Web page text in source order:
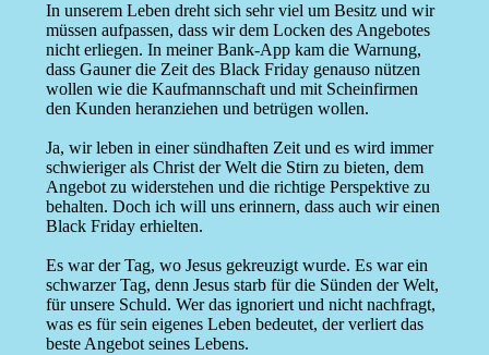
In unserem Leben dreht sich sehr viel um Besitz und wir
müssen aufpassen, dass wir dem Locken des Angebotes
nicht erliegen. In meiner Bank-App kam die Warnung,
dass Gauner die Zeit des Black Friday genauso nützen
wollen wie die Kaufmannschaft und mit Scheinfirmen
den Kunden heranziehen und betrügen wollen.
Ja, wir leben in einer sündhaften Zeit und es wird immer
schwieriger als Christ der Welt die Stirn zu bieten, dem
Angebot zu widerstehen und die richtige Perspektive zu
behalten. Doch ich will uns erinnern, dass auch wir einen
Black Friday erhielten.
Es war der Tag, wo Jesus gekreuzigt wurde. Es war ein
schwarzer Tag, denn Jesus starb für die Sünden der Welt,
für unsere Schuld. Wer das ignoriert und nicht nachfragt,
was es für sein eigenes Leben bedeutet, der verliert das
beste Angebot seines Lebens.